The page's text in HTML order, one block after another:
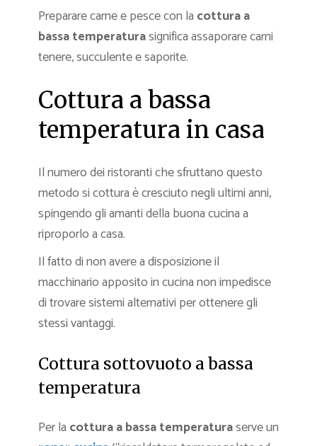
Preparare carne e pesce con la cottura a
bassa temperaturasignifica assaporare carni
tenere, succulente e saporite.
Cottura a bassa
temperatura in casa
Il numero dei ristoranti che sfruttano questo
metodo si cottura è cresciuto negli ultimi anni,
spingendo gli amanti della buona cucina a
riproporlo a casa.
Il fatto di non avere a disposizione il
macchinario apposito in cucina non impedisce
di trovare sistemi alternativi per ottenere gli
stessi vantaggi.
Cottura sottovuoto a bassa
temperatura
Per la cottura a bassa temperaturaserve un